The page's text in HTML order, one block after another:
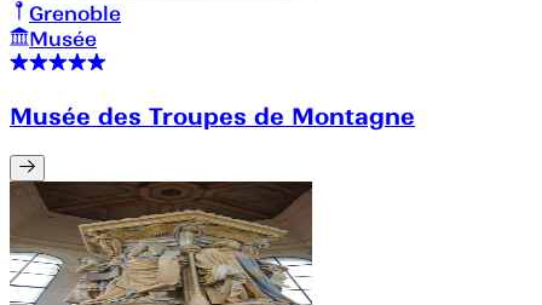
Grenoble
Musée
Musée des Troupes de Montagne